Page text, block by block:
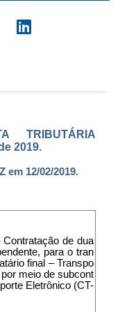
TRIBUTÁRIA
2019.
em 12/02/2019.
de dua
para o tran
final – Transpo
meio de subcont
Eletrônico (CT-